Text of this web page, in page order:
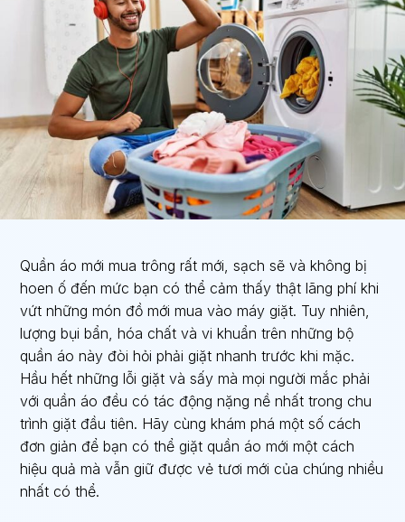
Quần áo mới mua trông rất mới, sạch sẽ và không bị
hoen ố đến mức bạn có thể cảm thấy thật lãng phí khi
vứt những món đồ mới mua vào máy giặt. Tuy nhiên,
lượng bụi bẩn, hóa chất và vi khuẩn trên những bộ
quần áo này đòi hỏi phải giặt nhanh trước khi mặc.
Hầu hết những lỗi giặt và sấy mà mọi người mắc phải
với quần áo đều có tác động nặng nề nhất trong chu
trình giặt đầu tiên. Hãy cùng khám phá một số cách
đơn giản để bạn có thể giặt quần áo mới một cách
hiệu quả mà vẫn giữ được vẻ tươi mới của chúng nhiều
nhất có thể.